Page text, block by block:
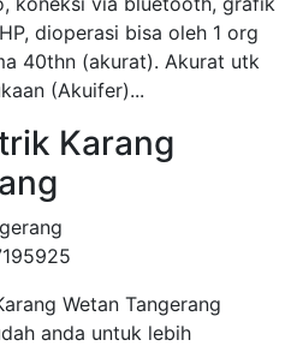
dioperasi bisa oleh 1 org
40thn (akurat). Akurat utk
(Akuifer)...
Karang
Wetan Tangerang
anda untuk lebih